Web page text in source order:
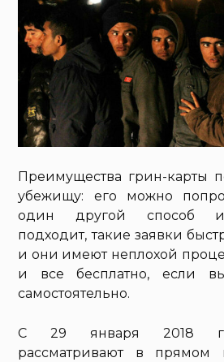
Преимущества грин-карты
убежищу: его можно
один другой способ
подходит, такие заявки
и они имеют неплохой
и все бесплатно, если
самостоятельно.
С 29 января 2018
рассматривают в